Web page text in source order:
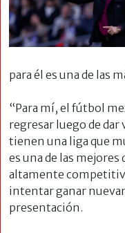
para él es una de las
“Para mí, el fútbol
regresar luego de
tienen una liga que
es una de las mejores
altamente
intentar ganar
presentación.